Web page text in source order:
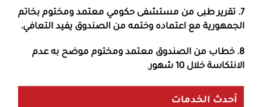
7. تقرير طبى من مستشفى حكومي معتمد ومختوم بخاتم
الجمهورية مع اعتماده وختمه من الصندوق يفيد التعافي.
8. خطاب من الصندوق معتمد ومختوم موضح به عدم
الانتكاسة خلال 10 شهور
.
أحدث الخدمات